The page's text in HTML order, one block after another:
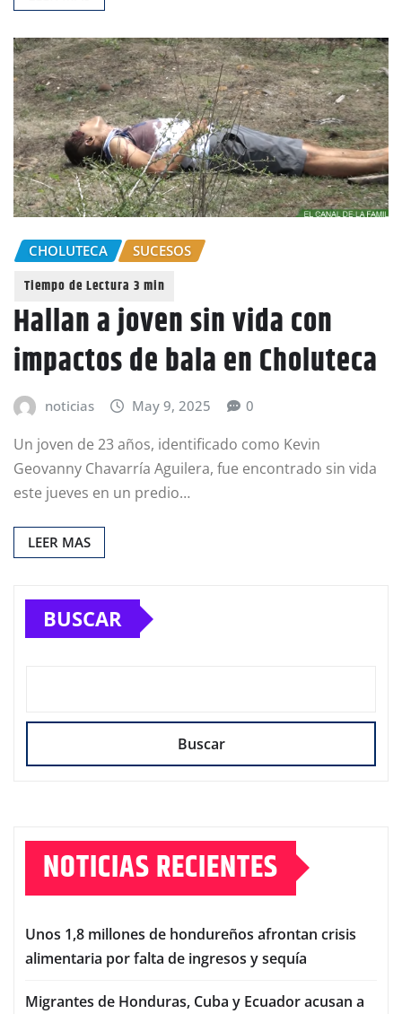
CHOLUTECA SUCESOS
Hallan a joven sin vida con
impactos de bala en Choluteca
noticias May 9, 2025 0
Un joven de 23 años, identificado como Kevin
Geovanny Chavarría Aguilera, fue encontrado sin vida
este jueves en un predio…
LEER MAS
BUSCAR
Buscar
NOTICIAS RECIENTES
Unos 1,8 millones de hondureños afrontan crisis
alimentaria por falta de ingresos y sequía
Migrantes de Honduras, Cuba y Ecuador acusan a